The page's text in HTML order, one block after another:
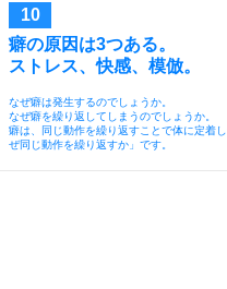
癖の原因は3つある。
ストレス、快感、模倣。
なぜ癖は発生するのでしょうか。
なぜ癖を繰り返してしまうのでしょうか。
癖は、同じ動作を繰り返すことで体に定着
ぜ同じ動作を繰り返すか」です。